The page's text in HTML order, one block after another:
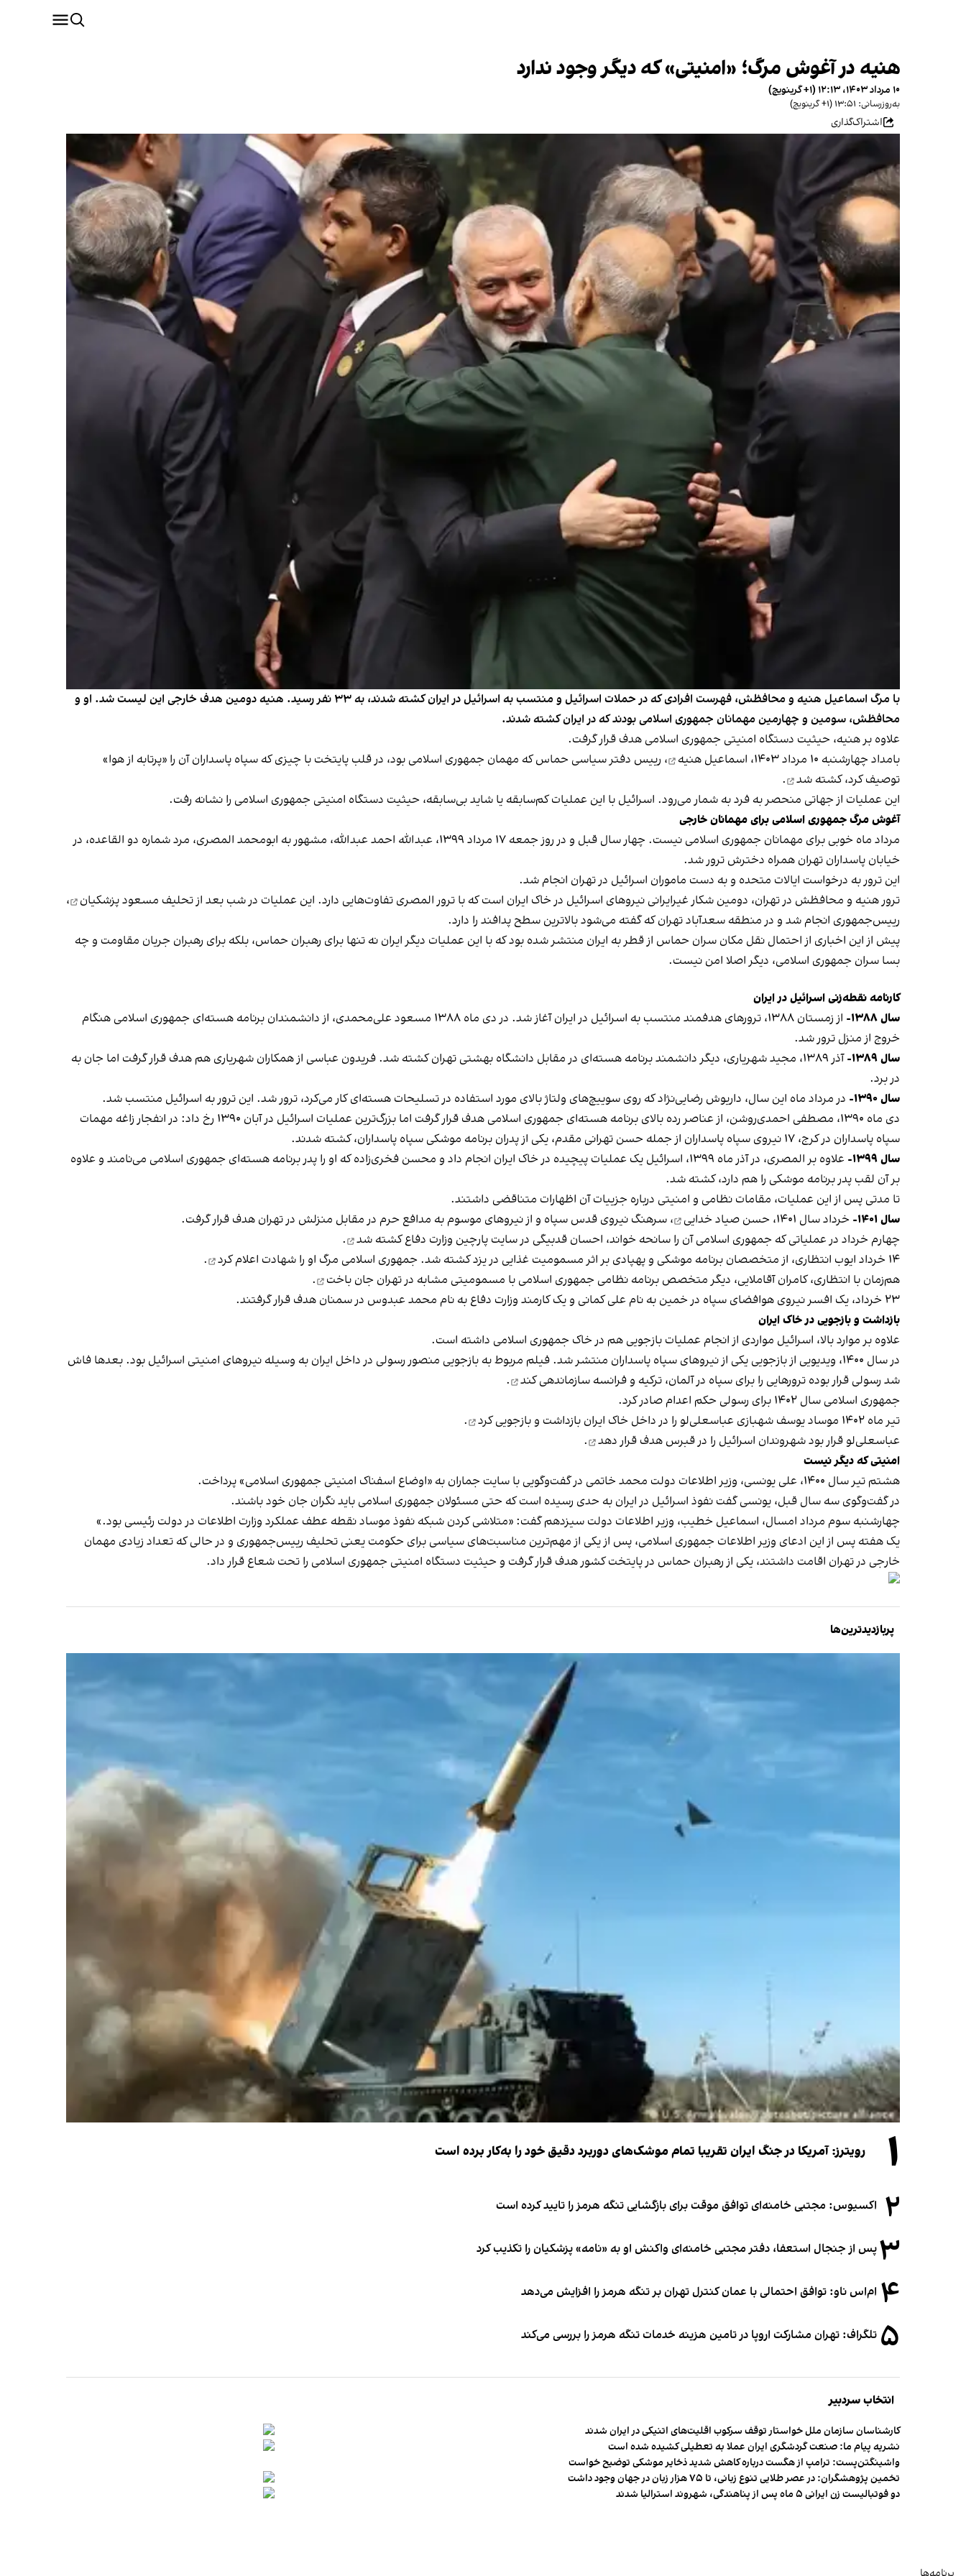
هنیه در آغوش مرگ؛ «امنیتی» که دیگر وجود ندارد
۱۰ مرداد ۱۴۰۳، ۱۲:۱۳ (‎+۱ گرینویچ)
به‌روزرسانی: ۱۳:۵۱ (‎+۱ گرینویچ)
اشتراک‌گذاری
با مرگ اسماعیل هنیه و محافظش، فهرست افرادی که در حملات اسرائیل و منتسب به اسرائیل در ایران کشته شدند، به ۳۳ نفر رسید. هنیه دومین هدف خارجی این لیست شد. او و
محافظش، سومین و چهارمین مهمانان جمهوری اسلامی بودند که در ایران کشته شدند.
علاوه بر هنیه، حیثیت دستگاه امنیتی جمهوری اسلامی هدف قرار گرفت.
بامداد چهارشنبه ۱۰ مرداد ۱۴۰۳،
اسماعیل هنیه
، رییس دفتر سیاسی حماس که مهمان جمهوری اسلامی بود، در قلب پایتخت با چیزی که سپاه پاسداران آن را «پرتابه از هوا»
توصیف کرد،کشته شد
.
این عملیات از جهاتی منحصر به فرد به شمار می‌رود. اسرائیل با این عملیات کم‌سابقه یا شاید بی‌سابقه، حیثیت دستگاه امنیتی جمهوری اسلامی را نشانه رفت.
آغوش مرگ جمهوری اسلامی برای مهمانان خارجی
مرداد ماه خوبی برای مهمانان جمهوری اسلامی نیست. چهار سال قبل و در روز جمعه ۱۷ مرداد ۱۳۹۹، عبدالله احمد عبدالله، مشهور به ابومحمد المصری، مرد شماره دو القاعده، در
خیابان پاسداران تهران همراه دخترش ترور شد.
این ترور به درخواست ایالات متحده و به دست ماموران اسرائیل در تهران انجام شد.
ترور هنیه و محافظش در تهران، دومین شکار غیر‌ایرانی نیروهای اسرائیل در خاک ایران است که با ترور المصری تفاوت‌هایی دارد. این عملیات در شب بعد ازتحلیف مسعود پزشکیان
،
رییس‌جمهوری انجام شد و در منطقه سعدآباد تهران که گفته می‌شود بالاترین سطح پدافند را دارد.
پیش از این اخباری از احتمال نقل مکان سران حماس از قطر به ایران منتشر شده بود که با این عملیات دیگر ایران نه تنها برای رهبران حماس، بلکه برای رهبران جریان مقاومت و چه
بسا سران جمهوری اسلامی، دیگر اصلا امن نیست.
کارنامه نقطه‌زنی اسرائیل در ایران
سال ۱۳۸۸-
از زمستان ۱۳۸۸، ترورهای هدفمند منتسب به اسرائیل در ایران آغاز شد. در دی‌ ماه ۱۳۸۸ مسعود علی‌محمدی، از دانشمندان برنامه هسته‌ای جمهوری اسلامی هنگام
خروج از منزل ترور شد.
سال ۱۳۸۹-
آذر ۱۳۸۹، مجید شهریاری، دیگر دانشمند برنامه‌ هسته‌ای در مقابل دانشگاه بهشتی تهران کشته شد. فریدون عباسی از همکاران شهریاری هم هدف قرار گرفت اما جان به
در برد.
سال ۱۳۹۰-
در مرداد ماه این سال، داریوش رضایی‌نژاد که روی سوییچ‌های ولتاژ بالای مورد استفاده در تسلیحات هسته‌ای کار می‌کرد، ترور شد. این ترور به اسرائیل منتسب شد.
دی‌ ماه ۱۳۹۰، مصطفی احمدی‌روشن، از عناصر رده بالای برنامه هسته‌ای جمهوری اسلامی هدف قرار گرفت اما بزرگ‌ترین عملیات اسرائیل در آبان ۱۳۹۰ رخ داد: در انفجار زاغه مهمات
سپاه پاسداران در کرج، ۱۷ نیروی سپاه پاسداران از جمله حسن تهرانی مقدم، یکی از پدران برنامه موشکی سپاه پاسداران، کشته شدند.
سال ۱۳۹۹-
علاوه بر المصری، در آذر ماه ۱۳۹۹، اسرائیل یک عملیات پیچیده در خاک ایران انجام داد و محسن فخری‌زاده که او را پدر برنامه‌ هسته‌ای جمهوری اسلامی می‌نامند و علاوه
بر آن لقب پدر برنامه موشکی را هم دارد، کشته شد.
تا مدتی پس از این عملیات، مقامات نظامی و امنیتی درباره جزییات آن اظهارات متناقضی داشتند.
سال ۱۴۰۱-
خرداد سال ۱۴۰۱، حسن صیاد خدایی
، سرهنگ نیروی قدس سپاه و از نیروهای موسوم به مدافع حرم در مقابل منزلش در تهران هدف قرار گرفت.
چهارم خرداد در عملیاتی که جمهوری اسلامی آن را سانحه خواند، احسان قدبیگی در سایت پارچین وزارت دفاعکشته شد
.
۱۴ خرداد ایوب انتظاری، از متخصصان برنامه موشکی و پهپادی بر اثر مسمومیت غذایی در یزد کشته شد. جمهوری اسلامی مرگ او را
شهادت اعلام کرد
.
هم‌زمان با انتظاری، کامران آقاملایی، دیگر متخصص برنامه نظامی جمهوری اسلامی با مسمومیتی مشابه در تهران جان باخت
.
۲۳ خرداد، یک افسر نیروی هوافضای سپاه در خمین به نام علی کمانی و یک کارمند وزارت دفاع به نام محمد عبدوس در سمنان هدف قرار گرفتند.
بازداشت و بازجویی در خاک ایران
علاوه بر موارد بالا، اسرائیل مواردی از انجام عملیات بازجویی هم در خاک جمهوری اسلامی داشته است.
در سال ۱۴۰۰، ویدیویی از بازجویی یکی از نیروهای سپاه پاسداران منتشر شد. فیلم مربوط به بازجویی منصور رسولی در داخل ایران به وسیله نیروهای امنیتی اسرائیل بود. بعدها فاش
شد رسولی قرار بوده ترورهایی را برای سپاه در آلمان، ترکیه و فرانسه سازماندهی کند
.
جمهوری اسلامی سال ۱۴۰۲ برای رسولی حکم اعدام صادر کرد.
تیر ماه ۱۴۰۲ موساد یوسف شهبازی عباسعلی‌لو را در داخل خاک ایران بازداشت و
بازجویی کرد
.
عباسعلی‌لو قرار بود شهروندان اسرائیل را در قبرس هدف قرار دهد
.
امنیتی که دیگر نیست
هشتم تیر سال ۱۴۰۰، علی یونسی، وزیر اطلاعات دولت محمد خاتمی در گفت‌وگویی با سایت جماران به «اوضاع اسفناک امنیتی جمهوری اسلامی» پرداخت.
در گفت‌وگوی سه سال قبل، یونسی گفت نفوذ اسرائیل در ایران به حدی رسیده است که حتی مسئولان جمهوری اسلامی باید نگران جان خود باشند.
چهارشنبه سوم مرداد امسال، اسماعیل خطیب، وزیر اطلاعات دولت سیزدهم گفت: «متلاشی کردن شبکه نفوذ موساد نقطه عطف عملکرد وزارت اطلاعات در دولت رئیسی بود.»
یک هفته پس از این ادعای وزیر اطلاعات جمهوری اسلامی، پس از یکی از مهم‌ترین مناسبت‌های سیاسی برای حکومت یعنی تحلیف رییس‌جمهوری و در حالی که تعداد زیادی مهمان
خارجی در تهران اقامت داشتند، یکی از رهبران حماس در پایتخت کشور هدف قرار گرفت و حیثیت دستگاه امنیتی جمهوری اسلامی را تحت شعاع قرار داد.
پربازدیدترین‌ها
۱ رویترز: آمریکا در جنگ ایران تقریبا تمام موشک‌های دوربرد دقیق خود را به‌کار برده است
۲ اکسیوس: مجتبی خامنه‌ای توافق موقت برای بازگشایی تنگه هرمز را تایید کرده است
۳پس از جنجال استعفا، دفتر مجتبی خامنه‌ای واکنش او به «نامه» پزشکیان را تکذیب کرد
۴ ام‌اس ناو: توافق احتمالی با عمان کنترل تهران بر تنگه هرمز را افزایش می‌دهد
۵ تلگراف: تهران مشارکت اروپا در تامین هزینه خدمات تنگه هرمز را بررسی می‌کند
انتخاب سردبیر
کارشناسان سازمان ملل خواستار توقف سرکوب اقلیت‌های اتنیکی در ایران شدند
نشریه پیام ما: صنعت گردشگری ایران عملا به تعطیلی کشیده شده است
واشینگتن‌پست: ترامپ از هگست درباره کاهش شدید ذخایر موشکی توضیح خواست
تخمین پژوهشگران: در عصر طلایی تنوع زبانی، تا ۷۵ هزار زبان در جهان وجود داشت
دو فوتبالیست زن ایرانی ۵ ماه پس از پناهندگی، شهروند استرالیا شدند